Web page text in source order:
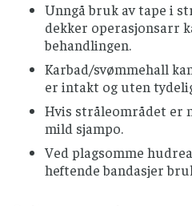
Unngå bruk av tape i
dekker operasjonsarr
behandlingen.
Karbad/svømmehall
er intakt og uten
Hvis stråleområdet er
mild sjampo.
Ved plagsomme
heftende bandasjer